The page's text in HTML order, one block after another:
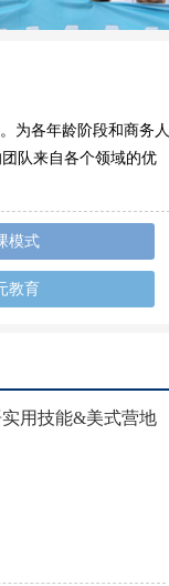
为各年龄阶段和商务人
队来自各个领域的优
模式
教育
用技能&美式营地